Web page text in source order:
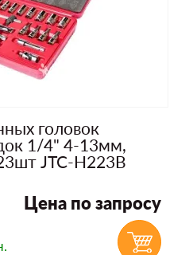
головок
1/4" 4-13мм,
JTC-H223B
Цена по запросу